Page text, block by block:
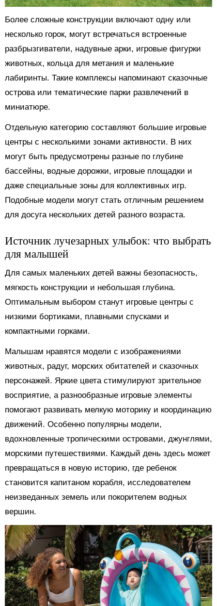
Более сложные конструкции включают одну или
несколько горок, могут встречаться встроенные
разбрызгиватели, надувные арки, игровые фигурки
животных, кольца для метания и маленькие
лабиринты. Такие комплексы напоминают сказочные
острова или тематические парки развлечений в
миниатюре.
Отдельную категорию составляют большие игровые
центры с несколькими зонами активности. В них
могут быть предусмотрены разные по глубине
бассейны, водные дорожки, игровые площадки и
даже специальные зоны для коллективных игр.
Подобные модели могут стать отличным решением
для досуга нескольких детей разного возраста.
Источник лучезарных улыбок: что выбрать
для малышей
Для самых маленьких детей важны безопасность,
мягкость конструкции и небольшая глубина.
Оптимальным выбором станут игровые центры с
низкими бортиками, плавными спусками и
компактными горками.
Малышам нравятся модели с изображениями
животных, радуг, морских обитателей и сказочных
персонажей. Яркие цвета стимулируют зрительное
восприятие, а разнообразные игровые элементы
помогают развивать мелкую моторику и координацию
движений. Особенно популярны модели,
вдохновленные тропическими островами, джунглями,
морскими путешествиями. Каждый день здесь может
превращаться в новую историю, где ребенок
становится капитаном корабля, исследователем
неизведанных земель или покорителем водных
вершин.